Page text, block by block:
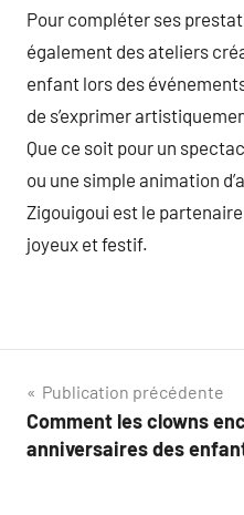
Pour compléter ses
également des ateliers
enfant lors des
de s’exprimer
Que ce soit pour un
ou une simple animation
Zigouigoui est le
joyeux et festif.
Navigation
de
Publication précédente
Comment les clowns
anniversaires des